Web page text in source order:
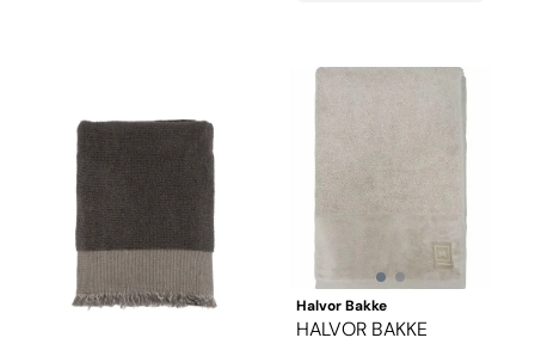
Halvor Bakke
HALVOR BAKKE